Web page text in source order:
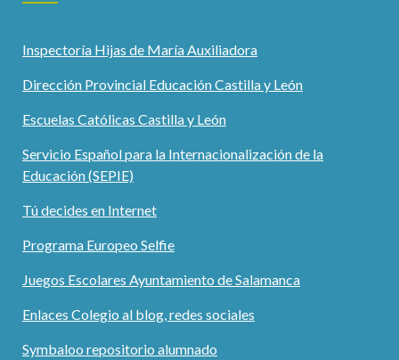
Inspectoría Hijas de María Auxiliadora
Dirección Provincial Educación Castilla y León
Escuelas Católicas Castilla y León
Servicio Español para la Internacionalización de la
Educación (SEPIE)
Tú decides en Internet
Programa Europeo Selfie
Juegos Escolares Ayuntamiento de Salamanca
Enlaces Colegio al blog, redes sociales
Symbaloo repositorio alumnado